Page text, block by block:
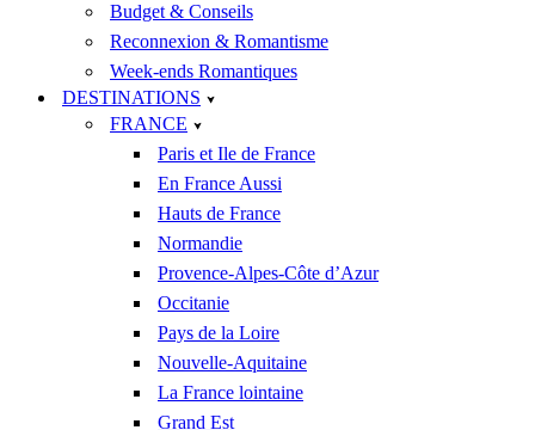
Budget & Conseils
Reconnexion & Romantisme
Week-ends Romantiques
DESTINATIONS
FRANCE
Paris et Ile de France
En France Aussi
Hauts de France
Normandie
Provence-Alpes-Côte d’Azur
Occitanie
Pays de la Loire
Nouvelle-Aquitaine
La France lointaine
Grand Est